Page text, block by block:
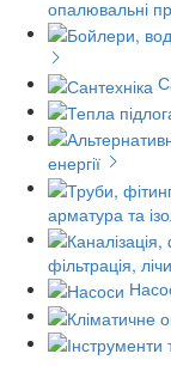
опалювальні
енергії
арматура та
фільтрація,